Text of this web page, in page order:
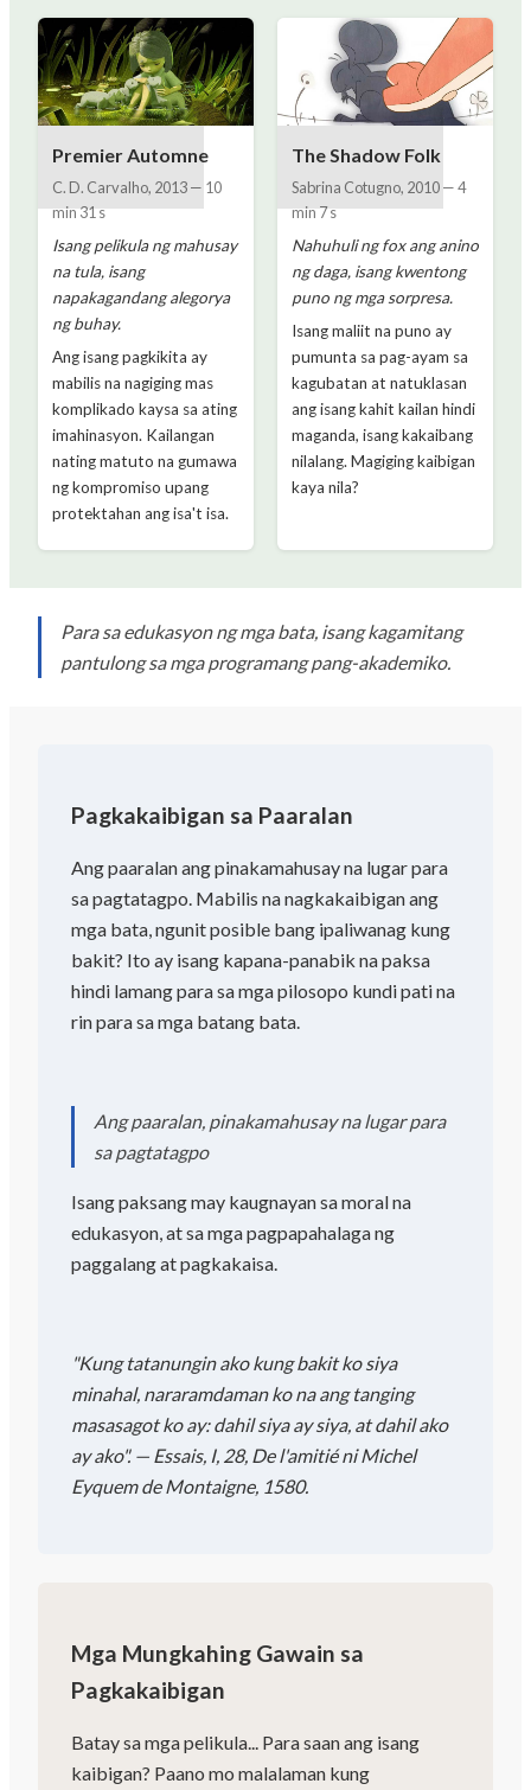
Premier Automne
C. D. Carvalho, 2013— 10
min 31 s
Isang pelikula ng mahusay
na tula, isang
napakagandang alegorya
ng buhay.
Ang isang pagkikita ay
mabilis na nagiging mas
komplikado kaysa sa ating
imahinasyon. Kailangan
nating matuto na gumawa
ng kompromiso upang
protektahan ang isa't isa.
The Shadow Folk
Sabrina Cotugno, 2010—4
min 7 s
Nahuhuli ng fox ang anino
ng daga, isang kwentong
puno ng mga sorpresa.
Isang maliit na puno ay
pumunta sa pag-ayam sa
kagubatan at natuklasan
ang isang kahit kailan hindi
maganda, isang kakaibang
nilalang. Magiging kaibigan
kaya nila?
Para sa edukasyon ng mga bata, isang kagamitang
pantulong sa mga programang pang-akademiko.
Pagkakaibigan sa Paaralan
Ang paaralan ang pinakamahusay na lugar para
sa pagtatagpo. Mabilis na nagkakaibigan ang
mga bata, ngunit posible bang ipaliwanag kung
bakit? Ito ay isang kapana-panabik na paksa
hindi lamang para sa mga pilosopo kundi pati na
rin para sa mga batang bata.
Ang paaralan, pinakamahusay na lugar para
sa pagtatagpo
Isang paksang may kaugnayan sa moral na
edukasyon, at sa mga pagpapahalaga ng
paggalang at pagkakaisa.
"Kung tatanungin ako kung bakit ko siya
minahal, nararamdaman ko na ang tanging
masasagot ko ay: dahil siya ay siya, at dahil ako
ay ako". — Essais, I, 28, De l'amitié ni Michel
Eyquem de Montaigne, 1580.
Mga Mungkahing Gawain sa
Pagkakaibigan
Batay sa mga pelikula... Para saan ang isang
kaibigan? Paano mo malalaman kung